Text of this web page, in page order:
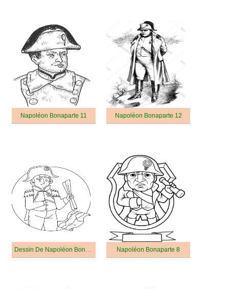
Napoléon Bonaparte 11 Napoléon Bonaparte 12
Dessin De Napoléon Bonaparte Gratuit Napoléon Bonaparte 8